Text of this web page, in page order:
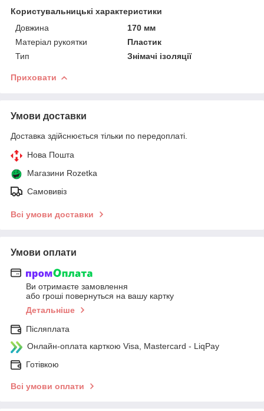
Користувальницькі характеристики
Довжина
170 мм
Матеріал рукоятки
Пластик
Тип
Знімачі ізоляції
Приховати
Умови доставки
Доставка здійснюється тільки по передоплаті.
Нова Пошта
Магазини Rozetka
Самовивіз
Всі умови доставки
Умови оплати
Ви отримаєте замовлення
або гроші повернуться на вашу картку
Детальніше
Післяплата
Онлайн-оплата карткою Visa, Mastercard - LiqPay
Готівкою
Всі умови оплати